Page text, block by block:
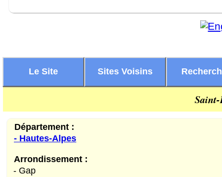
Le Site Sites Voisins
Département :
- Hautes-Alpes
Arrondissement :
- Gap